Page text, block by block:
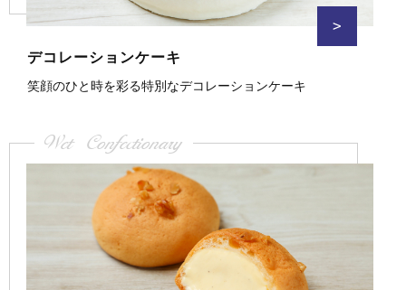
>
デコレーションケーキ
笑顔のひと時を彩る特別なデコレーションケーキ
Wet Confectionary